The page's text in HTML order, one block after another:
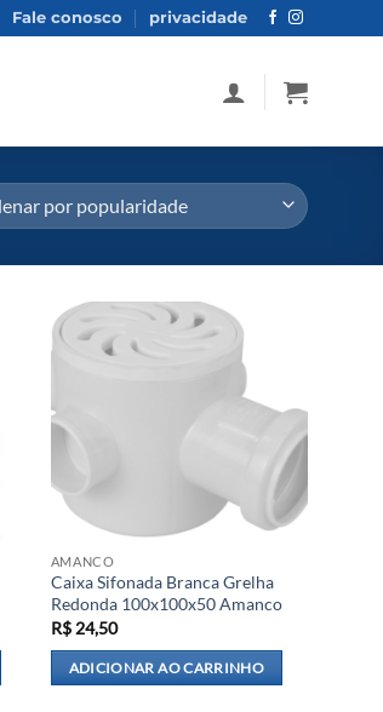
Fale conosco privacidade
AMANCO
Caixa Sifonada Branca Grelha
Redonda 100x100x50 Amanco
R$24,50
ADICIONAR AO CARRINHO